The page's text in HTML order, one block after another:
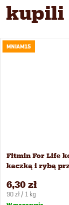
kupili
MNIAM15
Fitmin For Life
kaczką i rybą
6,30 zł
Cena
jednostkowa:
90 zł / 1 kg